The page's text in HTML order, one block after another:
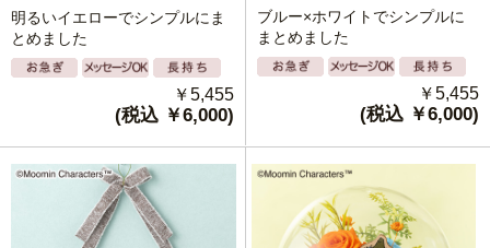
明るいイエローでシンプルにま
とめました
￥5,455
(税込 ￥6,000)
ブルー×ホワイトでシンプルに
まとめました
￥5,455
(税込 ￥6,000)